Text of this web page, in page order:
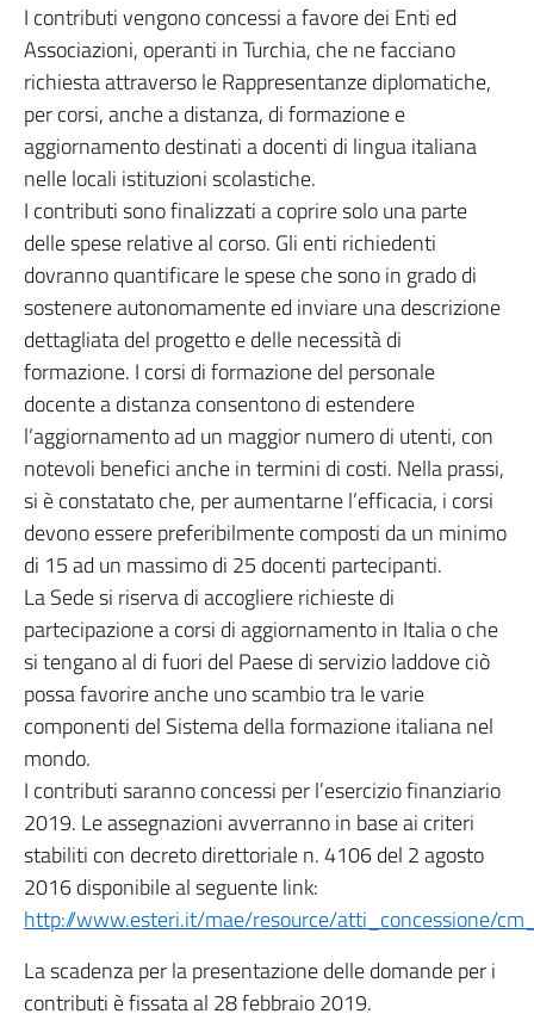
I contributi vengono concessi a favore dei Enti ed
Associazioni, operanti in Turchia, che ne facciano
richiesta attraverso le Rappresentanze diplomatiche,
per corsi, anche a distanza, di formazione e
aggiornamento destinati a docenti di lingua italiana
nelle locali istituzioni scolastiche.
I contributi sono finalizzati a coprire solo una parte
delle spese relative al corso. Gli enti richiedenti
dovranno quantificare le spese che sono in grado di
sostenere autonomamente ed inviare una descrizione
dettagliata del progetto e delle necessità di
formazione. I corsi di formazione del personale
docente a distanza consentono di estendere
l’aggiornamento ad un maggior numero di utenti, con
notevoli benefici anche in termini di costi. Nella prassi,
si è constatato che, per aumentarne l’efficacia, i corsi
devono essere preferibilmente composti da un minimo
di 15 ad un massimo di 25 docenti partecipanti.
La Sede si riserva di accogliere richieste di
partecipazione a corsi di aggiornamento in Italia o che
si tengano al di fuori del Paese di servizio laddove ciò
possa favorire anche uno scambio tra le varie
componenti del Sistema della formazione italiana nel
mondo.
I contributi saranno concessi per l’esercizio finanziario
2019. Le assegnazioni avverranno in base ai criteri
stabiliti con decreto direttoriale n. 4106 del 2 agosto
2016 disponibile al seguente link:
http://www.esteri.it/mae/resource/atti_concessione/
La scadenza per la presentazione delle domande per i
contributi è fissata al 28 febbraio 2019.